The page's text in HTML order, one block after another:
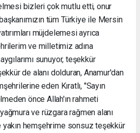
bizleri çok mutlu etti, onur
tüm Türkiye ile Mersin
müjdelemesi ayrıca
ve milletimiz adına
sunuyor, teşekkür
de alanı dolduran, Anamur'dan
eden Kıratlı, "Sayın
önce Allah'ın rahmeti
ve rüzgara rağmen alanı
hemşehrime sonsuz teşekkür